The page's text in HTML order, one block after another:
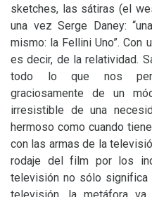
sketches, las sátiras (el
una vez Serge Daney:
mismo: la Fellini Uno”. Con
es decir, de la relatividad.
todo lo que nos
graciosamente de un
irresistible de una
hermoso como cuando
con las armas de la
rodaje del film por los
televisión no sólo